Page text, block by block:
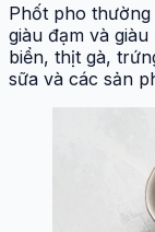
Phốt pho
giàu đạm và
biển, thịt gà,
sữa và các sản